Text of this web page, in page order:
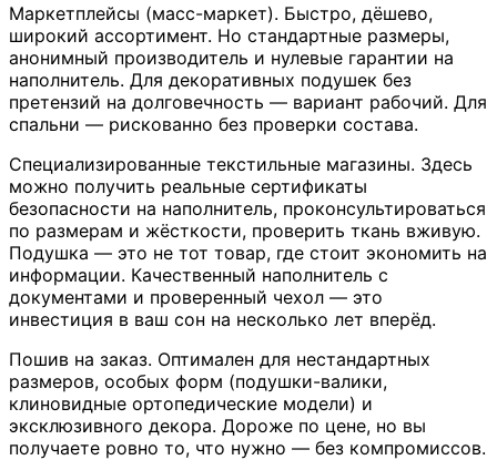
Маркетплейсы (масс-маркет). Быстро, дёшево,
широкий ассортимент. Но стандартные размеры,
анонимный производитель и нулевые гарантии на
наполнитель. Для декоративных подушек без
претензий на долговечность — вариант рабочий. Для
спальни — рискованно без проверки состава.
Специализированные текстильные магазины. Здесь
можно получить реальные сертификаты
безопасности на наполнитель, проконсультироваться
по размерам и жёсткости, проверить ткань вживую.
Подушка — это не тот товар, где стоит экономить на
информации. Качественный наполнитель с
документами и проверенный чехол — это
инвестиция в ваш сон на несколько лет вперёд.
Пошив на заказ. Оптимален для нестандартных
размеров, особых форм (подушки-валики,
клиновидные ортопедические модели) и
эксклюзивного декора. Дороже по цене, но вы
получаете ровно то, что нужно — без компромиссов.